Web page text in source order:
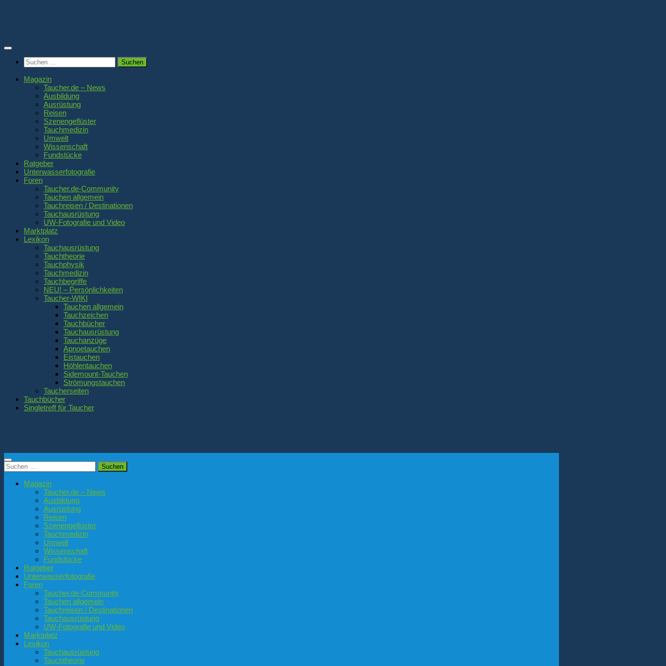
Suchen
nach:
Magazin
Taucher.de – News
Ausbildung
Ausrüstung
Reisen
Szenengeflüster
Tauchmedizin
Umwelt
Wissenschaft
Fundstücke
Ratgeber
Unterwasserfotografie
Foren
Taucher.de-Community
Tauchen allgemein
Tauchreisen / Destinationen
Tauchausrüstung
UW-Fotografie und Video
Marktplatz
Lexikon
Tauchausrüstung
Tauchtheorie
Tauchphysik
Tauchmedizin
Tauchbegriffe
NEU! – Persönlichkeiten
Taucher-WIKI
Tauchen allgemein
Tauchzeichen
Tauchbücher
Tauchausrüstung
Tauchanzüge
Apnoetauchen
Eistauchen
Höhlentauchen
Sidemount-Tauchen
Strömungstauchen
Taucherseiten
Tauchbücher
Singletreff für Taucher
Suchen
nach:
Magazin
Taucher.de – News
Ausbildung
Ausrüstung
Reisen
Szenengeflüster
Tauchmedizin
Umwelt
Wissenschaft
Fundstücke
Ratgeber
Unterwasserfotografie
Foren
Taucher.de-Community
Tauchen allgemein
Tauchreisen / Destinationen
Tauchausrüstung
UW-Fotografie und Video
Marktplatz
Lexikon
Tauchausrüstung
Tauchtheorie